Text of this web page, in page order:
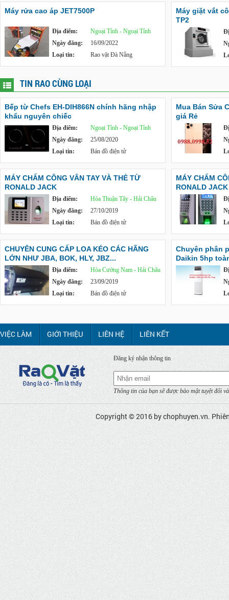
Máy rửa cao áp JET7500P
Địa điểm:
Ngoại Tỉnh - Ngoại Tỉnh
Ngày đăng:
16/09/2022
Loại tin:
Rao vặt Đà Nẵng
Máy giặt vắt
TP2
TIN RAO CÙNG LOẠI
Bếp từ Chefs EH-DIH866N chính hãng nhập
khẩu nguyên chiếc
Địa điểm:
Ngoại Tỉnh - Ngoại Tỉnh
Ngày đăng:
25/08/2020
Loại tin:
Bán đồ điện tử
Mua Bán Sửa
giá Rẻ
MÁY CHẤM CÔNG VÂN TAY VÀ THẺ TỪ
RONALD JACK
Địa điểm:
Hòa Thuận Tây - Hải Châu
Ngày đăng:
27/10/2019
Loại tin:
Bán đồ điện tử
MÁY CHẤM
RONALD JACK
CHUYÊN CUNG CẤP LOA KÉO CÁC HÃNG
LỚN NHƯ JBA, BOK, HLY, JBZ...
Địa điểm:
Hòa Cường Nam - Hải Châu
Ngày đăng:
23/09/2019
Loại tin:
Bán đồ điện tử
Chuyên phân
Daikin 5hp
VIỆC LÀM GIỚI THIỆU LIÊN HỆ LIÊN KẾT
Đăng ký nhận thông tin
Thông tin của bạn sẽ được bảo mật tuyệt đối
Copyright © 2016 bychophuyen.vn.